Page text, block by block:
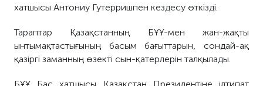
хатшысы Антониу Гутерришпен кездесу өткізді.
Тараптар Қазақстанның БҰҰ-мен жан-жақты
ынтымақтастығының басым бағыттарын, сондай-ақ
қазіргі заманның өзекті сын-қатерлерін талқылады.